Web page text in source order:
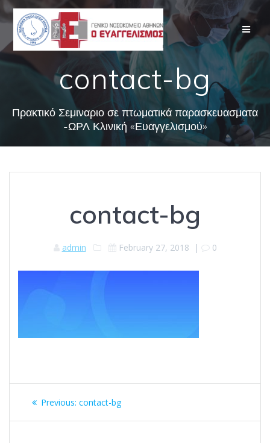
Skip
content
contact-bg
Πρακτικό Σεμιναριο σε πτωματικά παρασκευασματα
-ΩΡΛ Κλινική «Ευαγγελισμού»
contact-bg
admin February 27, 2018 | 0
Post
navigation
Previous: Previous
contact-bg